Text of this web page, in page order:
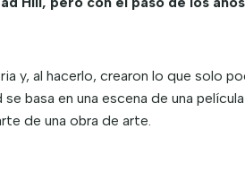
y, al hacerlo, crearon lo que solo
basa en una escena de una
de una obra de arte.